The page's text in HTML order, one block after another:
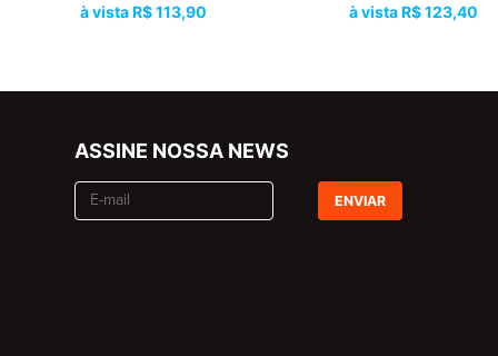
R$ 113,90 R$ 123,40
ASSINE NOSSA NEWS
ENVIAR